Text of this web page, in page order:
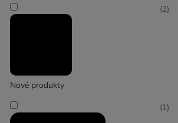
Nové produkty
(2)
(1)